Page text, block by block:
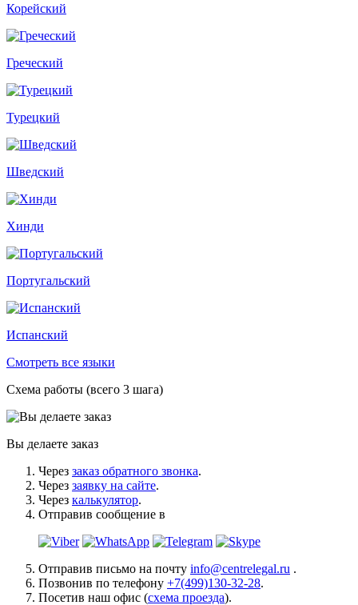
Корейский
Греческий
Турецкий
Шведский
Хинди
Португальский
Испанский
Смотреть все языки
Схема работы (всего 3 шага)
Вы делаете заказ
Через заказ обратного звонка.
Через заявку на сайте.
Через калькулятор.
Отправив сообщение в
Отправив письмо на почту info@centrelegal.ru .
Позвонив по телефону +7(499)130-32-28.
Посетив наш офис (схема проезда).